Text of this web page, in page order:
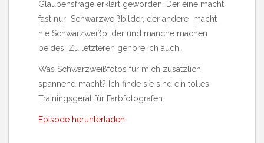
Glaubensfrage erklärt geworden. Der eine macht
fast nur Schwarzweißbilder, der andere macht
nie Schwarzweißbilder und manche machen
beides. Zu letzteren gehöre ich auch.
Was Schwarzweißfotos für mich zusätzlich
spannend macht? Ich finde sie sind ein tolles
Trainingsgerät für Farbfotografen.
Episode herunterladen